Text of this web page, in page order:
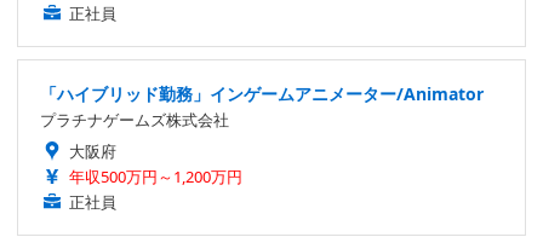
正社員
「ハイブリッド勤務」インゲームアニメーター/Animator
プラチナゲームズ株式会社
大阪府
年収500万円～1,200万円
正社員